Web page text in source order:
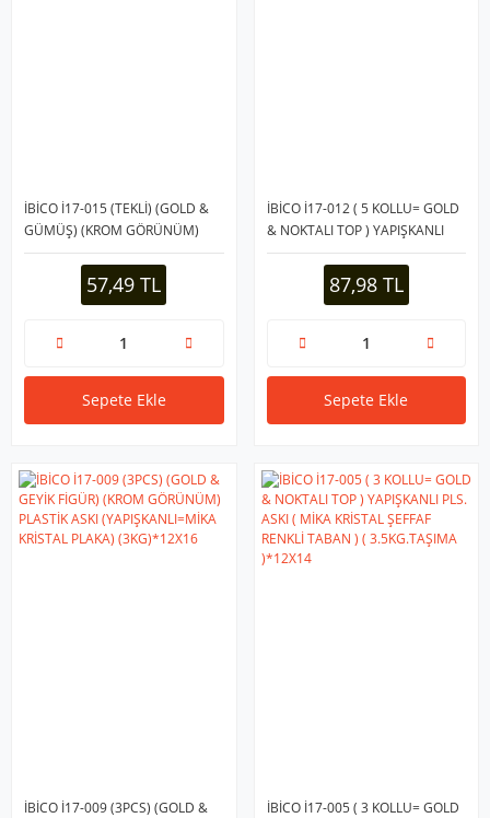
İBİCO İ17-015 (TEKLİ) (GOLD &
GÜMÜŞ) (KROM GÖRÜNÜM)
PLASTİK ASKI (YAPIŞKANLI=MİKA
KRİSTAL=DALGA DESEN)
(3KG)*12X1457,49 TL
Sepete Ekle
İBİCO İ17-012 ( 5 KOLLU= GOLD
& NOKTALI TOP ) YAPIŞKANLI
PLS. ASKI ( MİKA KRİSTAL ŞEFFAF
RENKLİ TABAN ) ( 5KG.TAŞIMA
87,98 TL
Sepete Ekle
İBİCO İ17-009 (3PCS) (GOLD &
İBİCO İ17-005 ( 3 KOLLU= GOLD